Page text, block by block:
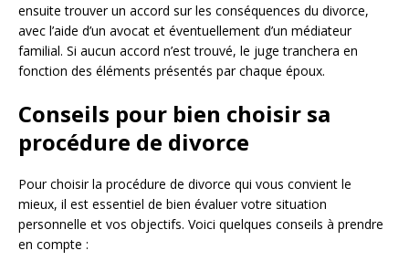
ensuite trouver un accord sur les conséquences du divorce,
avec l’aide d’un avocat et éventuellement d’un médiateur
familial. Si aucun accord n’est trouvé, le juge tranchera en
fonction des éléments présentés par chaque époux.
Conseils pour bien choisir sa
procédure de divorce
Pour choisir la procédure de divorce qui vous convient le
mieux, il est essentiel de bien évaluer votre situation
personnelle et vos objectifs. Voici quelques conseils à prendre
en compte :